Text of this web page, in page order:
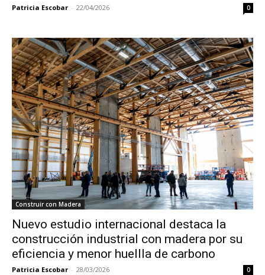
Patricia Escobar - 22/04/2026 0
Construir con Madera
Nuevo estudio internacional destaca la
construcción industrial con madera por su
eficiencia y menor huellla de carbono
Patricia Escobar - 28/03/2026 0